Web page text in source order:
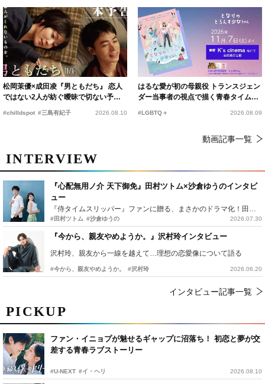
PICKUP
ファン・イニョプが魅せるギャップに沼落ち！ 初恋と夢が交
差する青春ラブストーリー
#U-NEXT #イ・ヘリ 2026.08.10
松岡茉優×成田凌『男ともだち』 恋人
ではない2人が紡ぐ曖昧で切ない予告
#chilldspot #三島有紀子 2026.08.10
はるな愛が初の母親役 トランスジェン
ダー当事者の視点で描く青春タイムス
#LGBTQ＋ 2026.08.09
動画記事一覧
INTERVIEW
『心配無用ノ介 天下御免』田村ツトム×沙倉ゆうのインタビ
ュー
#田村ツトム #沙倉ゆうの 2026.07.30
『今から、親友やめようか。』沢村玲インタビュー
沢村玲、親友から一線を越えて…理想の恋愛像について語る
#今から、親友やめようか。 #沢村玲 2026.06.20
インタビュー記事一覧